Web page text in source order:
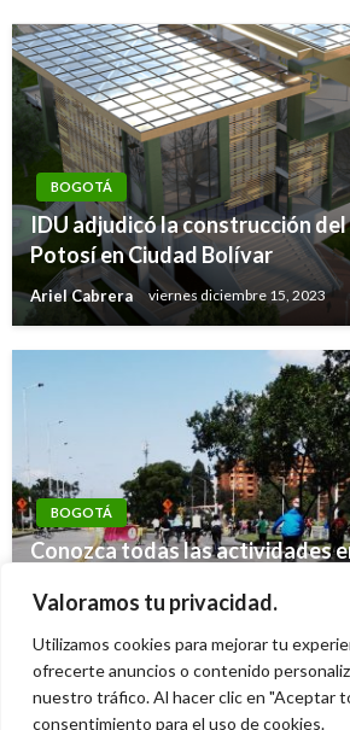
Valoramos tu privacidad.
Utilizamos cookies para mejorar tu
ofrecerte anuncios o contenido
nuestro tráfico. Al hacer clic en "Aceptar
consentimiento para el uso de cookies.
BOGOTÁ
IDU adjudicó la construcción
Potosí en Ciudad Bolívar
Ariel Cabrera viernes diciembre 15, 2023
BOGOTÁ
Conozca todas las actividades
BOGOTÁ
Se amplía plazo para pagar ICA y
Giovanni Alarcón M. viernes enero 18, 2019
BOGOTÁ
Estudio del Dane reveló que la
Andres Felipe Gama jueves septiembre 6,